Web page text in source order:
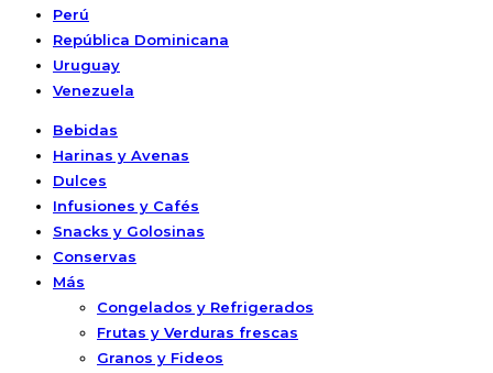
Perú
República Dominicana
Uruguay
Venezuela
Bebidas
Harinas y Avenas
Dulces
Infusiones y Cafés
Snacks y Golosinas
Conservas
Más
Congelados y Refrigerados
Frutas y Verduras frescas
Granos y Fideos